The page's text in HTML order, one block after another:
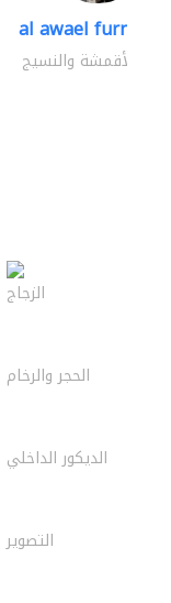
al awael
الأقمشة والنسيج
الزجاج
الحجر والرخام
الديكور الداخلي
التصوير